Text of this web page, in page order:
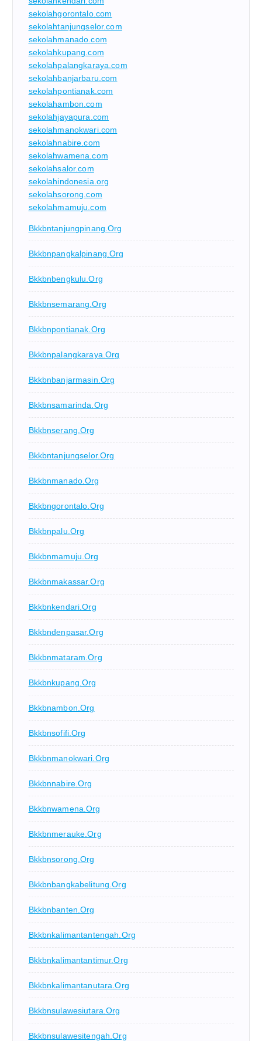
sekolahgorontalo.com
sekolahtanjungselor.com
sekolahmanado.com
sekolahkupang.com
sekolahpalangkaraya.com
sekolahbanjarbaru.com
sekolahpontianak.com
sekolahambon.com
sekolahjayapura.com
sekolahmanokwari.com
sekolahnabire.com
sekolahwamena.com
sekolahsalor.com
sekolahindonesia.org
sekolahsorong.com
sekolahmamuju.com
Bkkbntanjungpinang.org
Bkkbnpangkalpinang.org
Bkkbnbengkulu.org
Bkkbnsemarang.org
Bkkbnpontianak.org
Bkkbnpalangkaraya.org
Bkkbnbanjarmasin.org
Bkkbnsamarinda.org
Bkkbnserang.org
Bkkbntanjungselor.org
Bkkbnmanado.org
Bkkbngorontalo.org
Bkkbnpalu.org
Bkkbnmamuju.org
Bkkbnmakassar.org
Bkkbnkendari.org
Bkkbndenpasar.org
Bkkbnmataram.org
Bkkbnkupang.org
Bkkbnambon.org
Bkkbnsofifi.org
Bkkbnmanokwari.org
Bkkbnnabire.org
Bkkbnwamena.org
Bkkbnmerauke.org
Bkkbnsorong.org
Bkkbnbangkabelitung.org
Bkkbnbanten.org
Bkkbnkalimantantengah.org
Bkkbnkalimantantimur.org
Bkkbnkalimantanutara.org
Bkkbnsulawesiutara.org
Bkkbnsulawesitengah.org